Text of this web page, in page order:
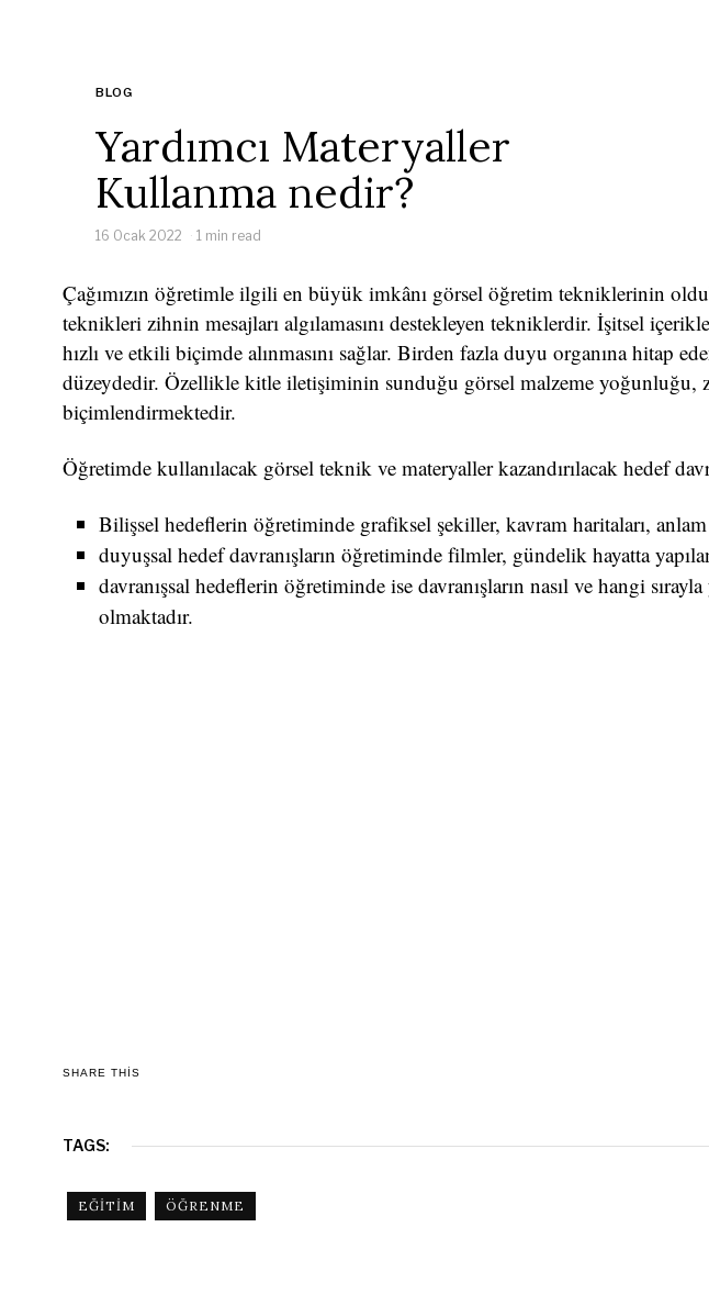
BLOG
Yardımcı Materyaller
Kullanma nedir?
16 Ocak 2022 1 min read
Çağımızın öğretimle ilgili en büyük imkânı görsel öğretim tekniklerinin
teknikleri zihnin mesajları algılamasını destekleyen tekniklerdir. İşitsel
hızlı ve etkili biçimde alınmasını sağlar. Birden fazla duyu organına hitap
düzeydedir. Özellikle kitle iletişiminin sunduğu görsel malzeme
biçimlendirmektedir.
Öğretimde kullanılacak görsel teknik ve materyaller kazandırılacak hedef
Bilişsel hedeflerin öğretiminde grafiksel şekiller, kavram haritaları,
duyuşsal hedef davranışların öğretiminde filmler, gündelik hayatta
davranışsal hedeflerin öğretiminde ise davranışların nasıl ve hangi
olmaktadır.
SHARE THIS
TAGS:
EĞITIM ÖĞRENME